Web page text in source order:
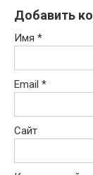
Добавить
Имя *
Email *
Сайт